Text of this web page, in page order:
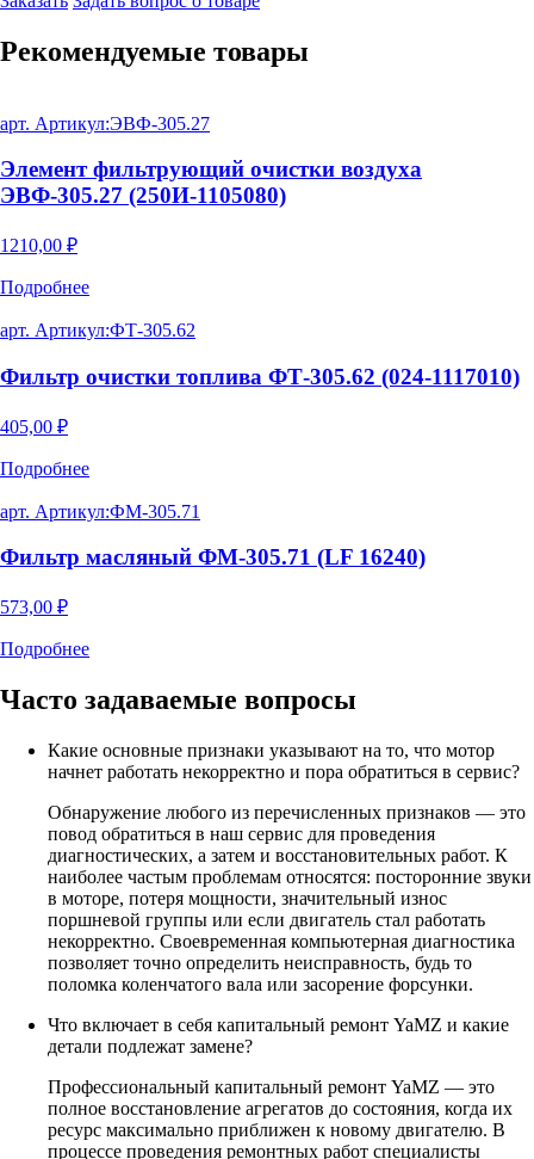
Рекомендуемые товары
арт. Артикул:ЭВФ-305.27
Элемент фильтрующий очистки воздуха
ЭВФ-305.27 (250И-1105080)
1210,00 ₽
Подробнее
арт. Артикул:ФТ-305.62
Фильтр очистки топлива ФТ-305.62 (024-1117010)
405,00 ₽
Подробнее
арт. Артикул:ФМ-305.71
Фильтр масляный ФМ-305.71 (LF 16240)
573,00 ₽
Подробнее
Часто задаваемые вопросы
Какие основные признаки указывают на то, что мотор
начнет работать некорректно и пора обратиться в сервис?
Обнаружение любого из перечисленных признаков — это
повод обратиться в наш сервис для проведения
диагностических, а затем и восстановительных работ. К
наиболее частым проблемам относятся: посторонние звуки
в моторе, потеря мощности, значительный износ
поршневой группы или если двигатель стал работать
некорректно. Своевременная компьютерная диагностика
позволяет точно определить неисправность, будь то
поломка коленчатого вала или засорение форсунки.
Что включает в себя капитальный ремонт YaMZ и какие
детали подлежат замене?
Профессиональный капитальный ремонт YaMZ — это
полное восстановление агрегатов до состояния, когда их
ресурс максимально приближен к новому двигателю. В
процессе проведения ремонтных работ специалисты